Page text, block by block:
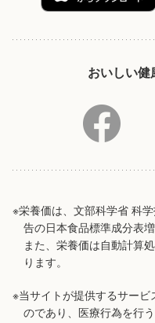
おいしい健
※栄養価は、文部科学省 科
告の日本食品標準成分表
また、栄養価は自動計算
ります。
※当サイトが提供するサー
のであり、医療行為を行